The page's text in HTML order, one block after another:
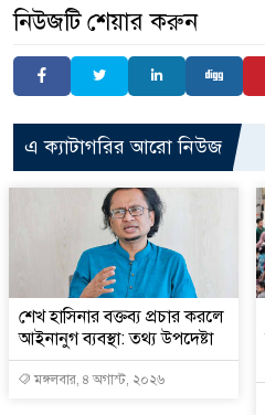
নিউজটি শেয়ার করুন
এ ক্যাটাগরির আরো নিউজ
শেখ হাসিনার বক্তব্য প্রচার করলে
আইনানুগ ব্যবস্থা: তথ্য উপদেষ্টা
মঙ্গলবার, ৪ অগাস্ট, ২০২৬